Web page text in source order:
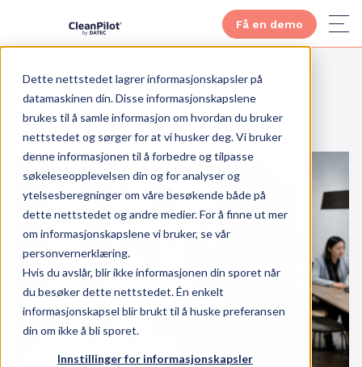
Dette nettstedet lagrer informasjonskapsler på
datamaskinen din. Disse informasjonskapslene
brukes til å samle informasjon om hvordan du bruker
nettstedet og sørger for at vi husker deg. Vi bruker
denne informasjonen til å forbedre og tilpasse
søkeleseopplevelsen din og for analyser og
ytelsesberegninger om våre besøkende både på
dette nettstedet og andre medier. For å finne ut mer
om informasjonskapslene vi bruker, se vår
personvernerklæring.
Hvis du avslår, blir ikke informasjonen din sporet når
du besøker dette nettstedet. Én enkelt
informasjonskapsel blir brukt til å huske preferansen
din om ikke å bli sporet.
Innstillinger for informasjonskapsler
Få en demo